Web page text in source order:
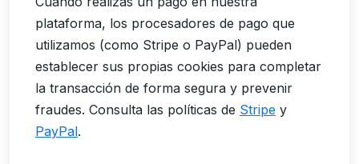
plataforma, los procesadores de pago que
utilizamos (como Stripe o PayPal) pueden
establecer sus propias cookies para completar
la transacción de forma segura y prevenir
fraudes. Consulta las políticas de Stripe y
PayPal.